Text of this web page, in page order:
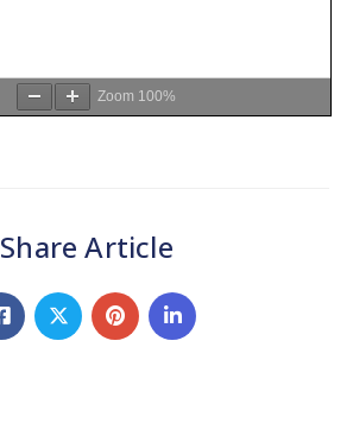
Zoom 100%
Share Article